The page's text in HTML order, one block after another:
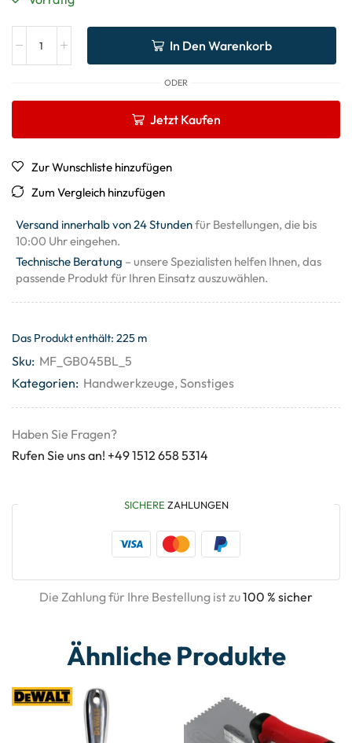
In Den Warenkorb
ODER
Jetzt Kaufen
Zur Wunschliste hinzufügen
Zum Vergleich hinzufügen
Versand innerhalb von 24 Stundenfür Bestellungen, die bis
10:00 Uhr eingehen.
Technische Beratung – unsere Spezialisten helfen Ihnen, das
passende Produkt für Ihren Einsatz auszuwählen.
Das Produkt enthält: 225 m
Sku: MF_GB045BL_5
Kategorien: Handwerkzeuge,Sonstiges
Haben Sie Fragen?
Rufen Sie uns an! +49 1512 658 5314
SICHERE ZAHLUNGEN
Die Zahlung für Ihre Bestellung ist zu100 % sicher
Ähnliche Produkte